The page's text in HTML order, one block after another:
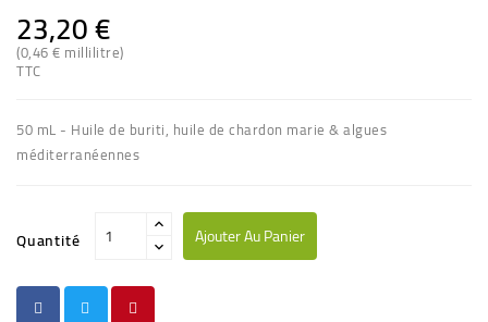
23,20 €
(0,46 € millilitre)
TTC
50 mL - Huile de buriti, huile de chardon marie & algues
méditerranéennes
Quantité Ajouter Au Panier